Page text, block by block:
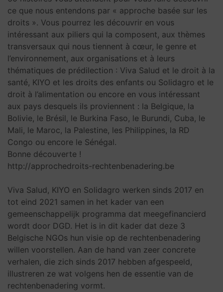
ce que nous entendons par « approche basée sur les
droits ». Vous pourrez les découvrir en vous
intéressant aux piliers qui la composent, aux thèmes
transversaux qui nous tiennent à cœur, le genre et
l’environnement, aux organisations et à leurs
thématiques de prédilection : Viva Salud et le droit à la
santé, KIYO et les droits des enfants ou Solidagro et le
droit à l’alimentation ou encore en vous intéressant
aux pays desquels ils proviennent : la Belgique, la
Bolivie, le Brésil, le Burkina Faso, le Burundi, Cuba, le
Mali, le Maroc, la Palestine, les Philippines, la RD
Congo ou encore le Sénégal.
Bonne découverte !
http://approchedroits-rechtenbenadering.be
Viva Salud, KIYO en Solidagro werken sinds 2017 en
tot eind 2021 samen in het kader van een
gemeenschappelijk programma dat meegefinancierd
wordt door DGD. Het is in dit kader dat deze 3
Belgische NGOs hun visie op de rechtenbenadering
willen voorstellen. Aan de hand van zeer concrete
verhalen, die zich sinds 2017 hebben afgespeeld,
illustreren ze wat volgens hen de essentie van de
rechtenbenadering vormt.